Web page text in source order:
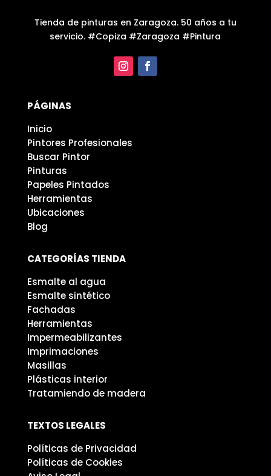
Tienda de pinturas en Zaragoza. 50 años a tu
servicio. #Copiza #Zaragoza #Pintura
PÁGINAS
Inicio
Pintores Profesionales
Buscar Pintor
Pinturas
Papeles Pintados
Herramientas
Ubicaciones
Blog
CATEGORÍAS TIENDA
Esmalte al agua
Esmalte sintético
Fachadas
Herramientas
Impermeabilizantes
Imprimaciones
Masillas
Plásticas interior
Tratamiendo de madera
TEXTOS LEGALES
Políticas de Privacidad
Políticas de Cookies